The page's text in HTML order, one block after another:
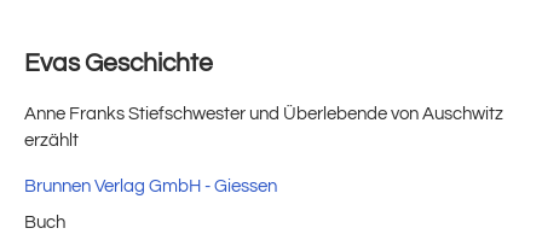
Evas Geschichte
Anne Franks Stiefschwester und Überlebende von Auschwitz
erzählt
Brunnen Verlag GmbH - Giessen
Buch